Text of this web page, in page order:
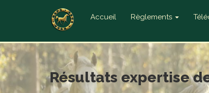
Accueil Règlements
Résultats expertise